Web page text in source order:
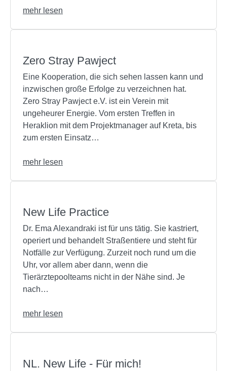
mehr lesen
Zero Stray Pawject
Eine Kooperation, die sich sehen lassen kann und
inzwischen große Erfolge zu verzeichnen hat.
Zero Stray Pawject e.V. ist ein Verein mit
ungeheurer Energie. Vom ersten Treffen in
Heraklion mit dem Projektmanager auf Kreta, bis
zum ersten Einsatz…
mehr lesen
New Life Practice
Dr. Ema Alexandraki ist für uns tätig. Sie kastriert,
operiert und behandelt Straßentiere und steht für
Notfälle zur Verfügung. Zurzeit noch rund um die
Uhr, vor allem aber dann, wenn die
Tierärztepoolteams nicht in der Nähe sind. Je
nach…
mehr lesen
NL. New Life - Für mich!